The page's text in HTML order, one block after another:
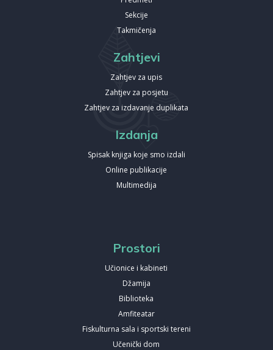
Sekcije
Takmičenja
Zahtjevi
Zahtjev za upis
Zahtjev za posjetu
Zahtjev za izdavanje duplikata
Izdanja
Spisak knjiga koje smo izdali
Online publikacije
Multimedija
Prostori
Učionice i kabineti
Džamija
Biblioteka
Amfiteatar
Fiskulturna sala i sportski tereni
Učenički dom